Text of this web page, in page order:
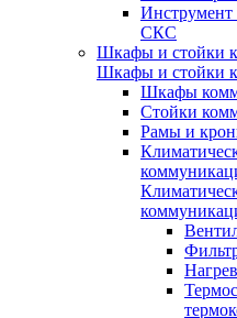
Инструмент
СКС
Шкафы и стойки
Шкафы и стойки
Шкафы
Стойки
Рамы и